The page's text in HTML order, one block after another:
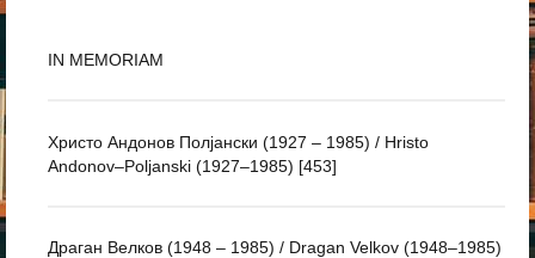
IN MEMORIAM
Христо Андонов Полјански (1927 – 1985) / Hristo
Andonov–Poljanski (1927–1985) [453]
Драган Велков (1948 – 1985) / Dragan Velkov (1948–1985)